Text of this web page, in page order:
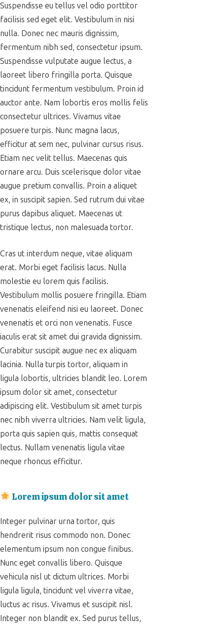
Suspendisse eu tellus vel odio porttitor
facilisis sed eget elit. Vestibulum in nisi
nulla. Donec nec mauris dignissim,
fermentum nibh sed, consectetur ipsum.
Suspendisse vulputate augue lectus, a
laoreet libero fringilla porta. Quisque
tincidunt fermentum vestibulum. Proin id
auctor ante. Nam lobortis eros mollis felis
consectetur ultrices. Vivamus vitae
posuere turpis. Nunc magna lacus,
efficitur at sem nec, pulvinar cursus risus.
Etiam nec velit tellus. Maecenas quis
ornare arcu. Duis scelerisque dolor vitae
augue pretium convallis. Proin a aliquet
ex, in suscipit sapien. Sed rutrum dui vitae
purus dapibus aliquet. Maecenas ut
tristique lectus, non malesuada tortor.
Cras ut interdum neque, vitae aliquam
erat. Morbi eget facilisis lacus. Nulla
molestie eu lorem quis facilisis.
Vestibulum mollis posuere fringilla. Etiam
venenatis eleifend nisi eu laoreet. Donec
venenatis et orci non venenatis. Fusce
iaculis erat sit amet dui gravida dignissim.
Curabitur suscipit augue nec ex aliquam
lacinia. Nulla turpis tortor, aliquam in
ligula lobortis, ultricies blandit leo. Lorem
ipsum dolor sit amet, consectetur
adipiscing elit. Vestibulum sit amet turpis
nec nibh viverra ultricies. Nam velit ligula,
porta quis sapien quis, mattis consequat
lectus. Nullam venenatis ligula vitae
neque rhoncus efficitur.
Lorem ipsum dolor sit amet
Integer pulvinar urna tortor, quis
hendrerit risus commodo non. Donec
elementum ipsum non congue finibus.
Nunc eget convallis libero. Quisque
vehicula nisl ut dictum ultrices. Morbi
ligula ligula, tincidunt vel viverra vitae,
luctus ac risus. Vivamus et suscipit nisl.
Integer non blandit ex. Sed purus tellus,